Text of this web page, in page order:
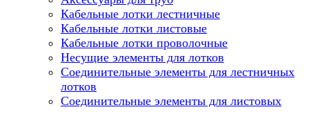
Кабельные лотки лестничные
Кабельные лотки листовые
Кабельные лотки проволочные
Несущие элементы для лотков
Соединительные элементы для лестничных
лотков
Соединительные элементы для листовых